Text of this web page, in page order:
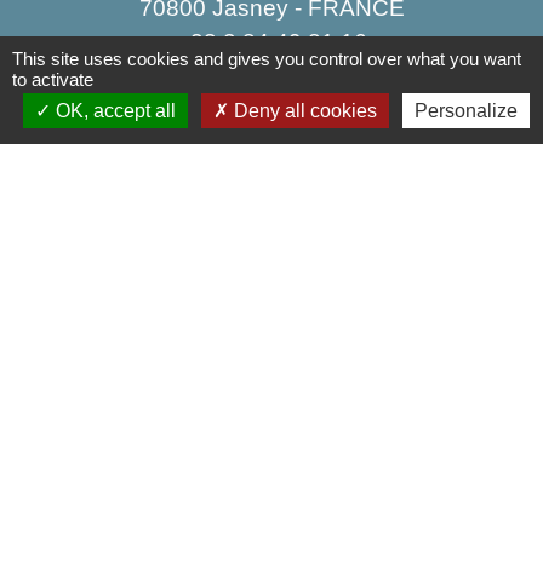
70800 Jasney - FRANCE
+33 3 84 49 81 16
This site uses cookies and gives you control over what you want
to activate
OK, accept all
Deny all cookies Personalize